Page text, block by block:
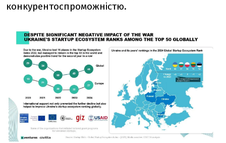
конкурентоспроможністю.